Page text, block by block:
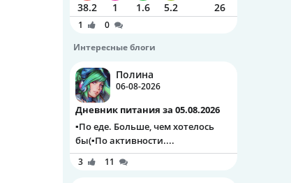
38.2 1 1.6 5.2 26
1
0
Интересные блоги
Полина
06-08-2026
Дневник питания за 05.08.2026
▪️По еде. Больше, чем хотелось
бы(▪️По активности....
3 11